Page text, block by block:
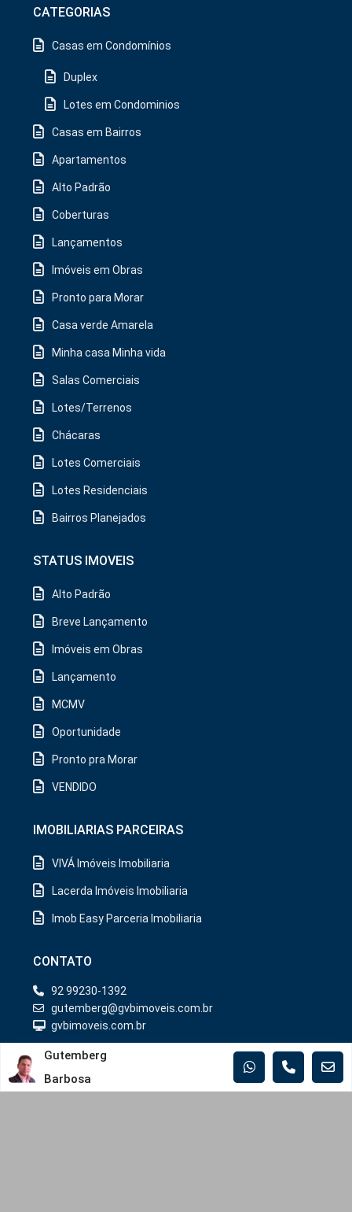
CATEGORIAS
Casas em Condomínios
Duplex
Lotes em Condominios
Casas em Bairros
Apartamentos
Alto Padrão
Coberturas
Lançamentos
Imóveis em Obras
Pronto para Morar
Casa verde Amarela
Minha casa Minha vida
Salas Comerciais
Lotes/Terrenos
Chácaras
Lotes Comerciais
Lotes Residenciais
Bairros Planejados
STATUS IMOVEIS
Alto Padrão
Breve Lançamento
Imóveis em Obras
Lançamento
MCMV
Oportunidade
Pronto pra Morar
VENDIDO
IMOBILIARIAS PARCEIRAS
VIVÁ Imóveis Imobiliaria
Lacerda Imóveis Imobiliaria
Imob Easy Parceria Imobiliaria
CONTATO
92 99230-1392
gutemberg@gvbimoveis.com.br
gvbimoveis.com.br
CONSTRUTORAS
Gutemberg
Barbosa